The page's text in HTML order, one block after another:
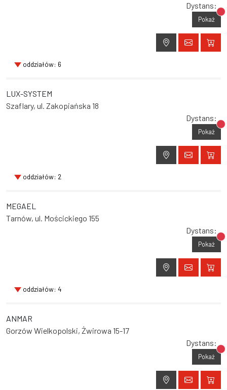
Dystans:
Pokaż
oddziałów: 6
LUX-SYSTEM
Szaflary, ul. Zakopiańska 18
Dystans:
Pokaż
oddziałów: 2
MEGAEL
Tarnów, ul. Mościckiego 155
Dystans:
Pokaż
oddziałów: 4
ANMAR
Gorzów Wielkopolski, Żwirowa 15-17
Dystans:
Pokaż